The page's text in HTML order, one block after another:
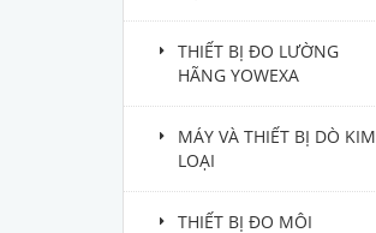
THIẾT BỊ ĐO LƯỜNG
HÃNG YOWEXA
MÁY VÀ THIẾT BỊ DÒ KIM
LOẠI
THIẾT BỊ ĐO MÔI